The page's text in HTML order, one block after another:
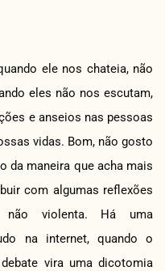
ele nos chateia, não
eles não nos escutam,
e anseios nas pessoas
vidas. Bom, não gosto
da maneira que acha mais
com algumas reflexões
não violenta. Há uma
na internet, quando o
vira uma dicotomia